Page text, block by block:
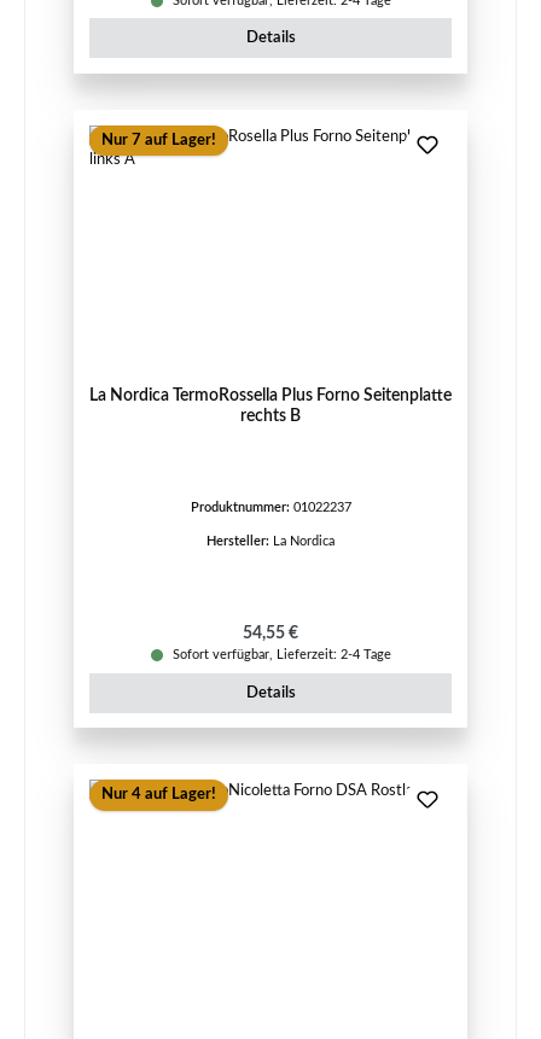
Details
Nur 7 auf Lager!
La Nordica TermoRossella Plus Forno Seitenplatte
rechts B
Produktnummer: 01022237
Hersteller: La Nordica
Regulärer Preis:
54,55 €
Sofort verfügbar, Lieferzeit: 2-4 Tage
Details
Nur 4 auf Lager!